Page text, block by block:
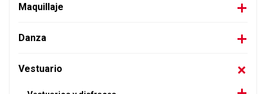
Maquillaje
Danza
Vestuario